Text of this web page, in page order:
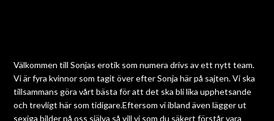
Välkommen till Sonjas erotik som numera drivs av ett nytt team.
Vi är fyra kvinnor som tagit över efter Sonja här på sajten. Vi ska
tillsammans göra vårt bästa för att det ska bli lika upphetsande
och trevligt här som tidigare.Eftersom vi ibland även lägger ut
sexiga bilder på oss själva så vill vi som du säkert förstår vara